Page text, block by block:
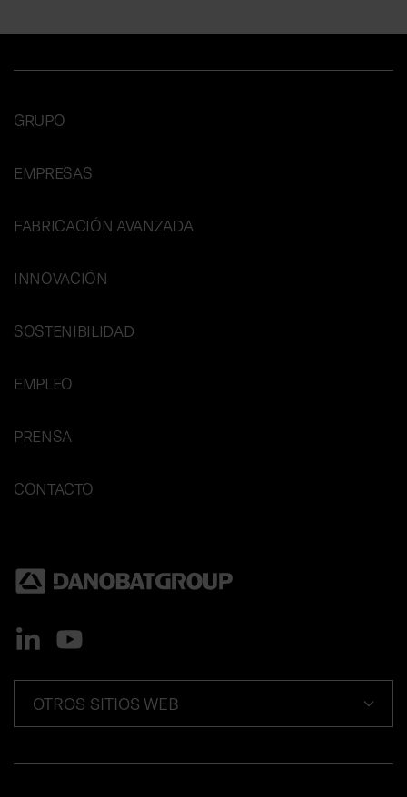
GRUPO
EMPRESAS
FABRICACIÓN AVANZADA
INNOVACIÓN
SOSTENIBILIDAD
EMPLEO
PRENSA
CONTACTO
OTROS SITIOS WEB